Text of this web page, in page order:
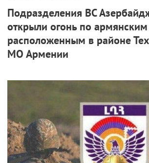
Подразделения ВС
открыли огонь по
расположенным в районе
МО Армении